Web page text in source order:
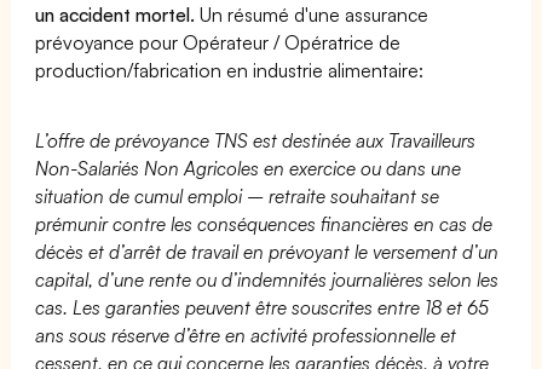
un accident mortel. Un résumé d'une assurance
prévoyance pour Opérateur / Opératrice de
production/fabrication en industrie alimentaire:
L’offre de prévoyance TNS est destinée aux Travailleurs
Non-Salariés Non Agricoles en exercice ou dans une
situation de cumul emploi – retraite souhaitant se
prémunir contre les conséquences financières en cas de
décès et d’arrêt de travail en prévoyant le versement d’un
capital, d’une rente ou d’indemnités journalières selon les
cas. Les garanties peuvent être souscrites entre 18 et 65
ans sous réserve d’être en activité professionnelle et
cessent, en ce qui concerne les garanties décès, à votre